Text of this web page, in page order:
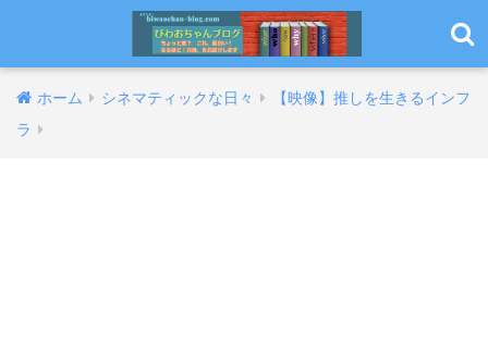
ホーム シネマティックな日々
【映像】推しを生きるインフ
ラ